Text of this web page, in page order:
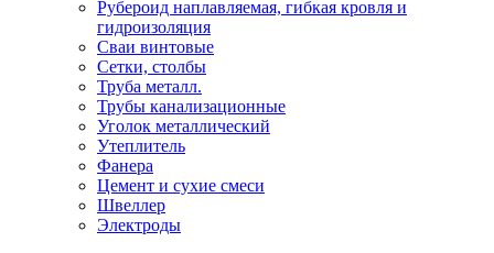
Рубероид наплавляемая, гибкая кровля и
гидроизоляция
Сваи винтовые
Сетки, столбы
Труба металл.
Трубы канализационные
Уголок металлический
Утеплитель
Фанера
Цемент и сухие смеси
Швеллер
Электроды